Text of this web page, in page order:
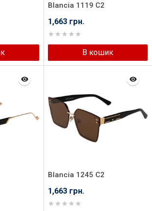
Blancia 1119 C2
1,663 грн.
В кошик
Blancia 1245 C2
1,663 грн.